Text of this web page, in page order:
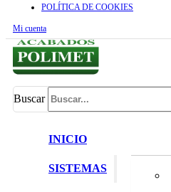
POLÍTICA DE COOKIES
Mi cuenta
Buscar
INICIO
SISTEMAS